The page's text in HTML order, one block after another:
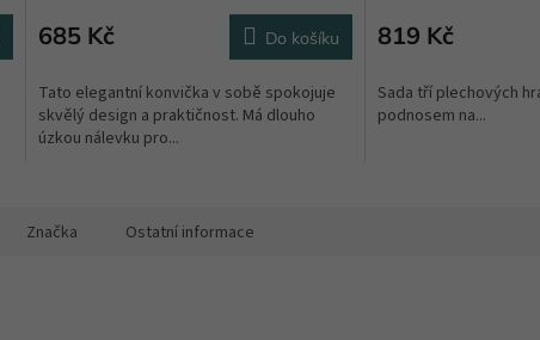
685 Kč Do košíku
Tato elegantní konvička v sobě spokojuje
skvělý design a praktičnost. Má dlouho
úzkou nálevku pro...
819 Kč
Sada tří plechových
podnosem na...
Značka Ostatní informace